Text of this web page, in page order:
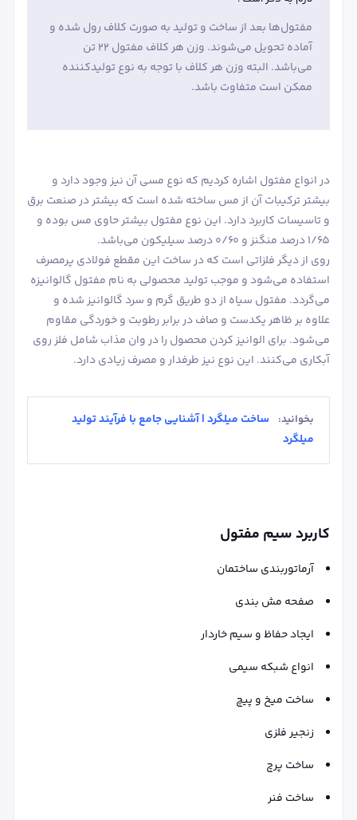
مفتول‌ها بعد از ساخت و تولید به صورت کلاف رول شده و
آماده تحویل می‌شوند. وزن هر کلاف مفتول 22 تن
می‌باشد. البته وزن هر کلاف با توجه به نوع تولیدکننده
ممکن است متفاوت باشد.
در انواع مفتول اشاره کردیم که نوع مسی آن نیز وجود دارد و
بیشتر ترکیبات آن از مس ساخته شده است که بیشتر در صنعت برق
و تاسیسات کاربرد دارد. این نوع مفتول بیشتر حاوی مس بوده و
1/65 درصد منگنز و 0/60 درصد سیلیکون می‌باشد.
روی از دیگر فلزاتی است که در ساخت این مقطع فولادی پرمصرف
استفاده می‌شود و موجب تولید محصولی به نام مفتول گالوانیزه
می‌گردد. مفتول سیاه از دو طریق گرم و سرد گالوانیز شده و
علاوه بر ظاهر یکدست و صاف در برابر رطوبت و خوردگی مقاوم
می‌شود. برای الوانیز کردن محصول را در وان مذاب شامل فلز روی
آبکاری می‌کنند. این نوع نیز طرفدار و مصرف زیادی دارد.
بخوانید:
ساخت میلگرد | آشنایی جامع با فرآیند تولید
میلگرد
کاربرد سیم مفتول
آرماتوربندی ساختمان
صفحه مش بندی
ایجاد حفاظ و سیم خاردار
انواع شبکه سیمی
ساخت میخ و پیچ
زنجیر فلزی
ساخت پرچ
ساخت فنر